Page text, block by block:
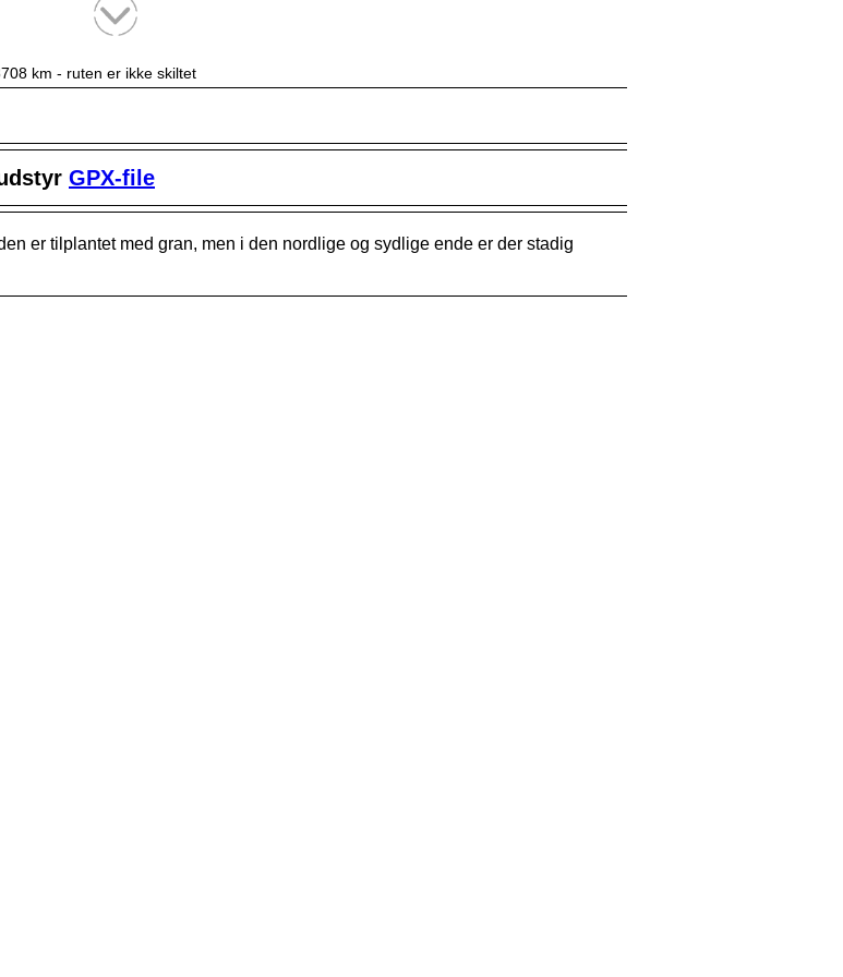
efter titel
km - ruten er ikke skiltet
GPX-file
er tilplantet med gran, men i den nordlige og sydlige ende er der stadig